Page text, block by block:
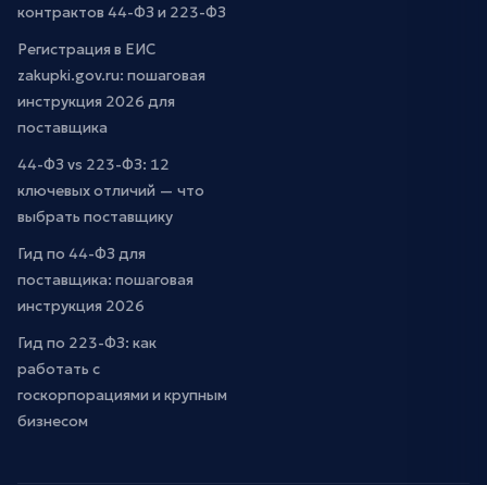
контрактов 44-ФЗ и 223-ФЗ
Регистрация в ЕИС
zakupki.gov.ru: пошаговая
инструкция 2026 для
поставщика
44-ФЗ vs 223-ФЗ: 12
ключевых отличий — что
выбрать поставщику
Гид по 44-ФЗ для
поставщика: пошаговая
инструкция 2026
Гид по 223-ФЗ: как
работать с
госкорпорациями и крупным
бизнесом